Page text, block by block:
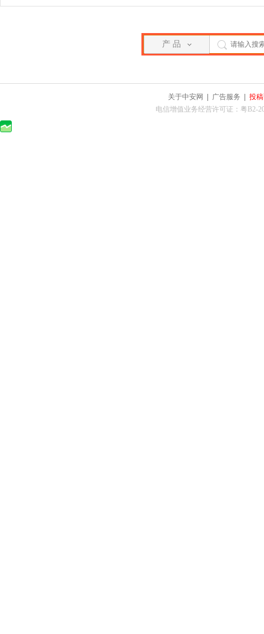
产 品
关于中安网 广告服务
投
电信增值业务经营许可证：粤